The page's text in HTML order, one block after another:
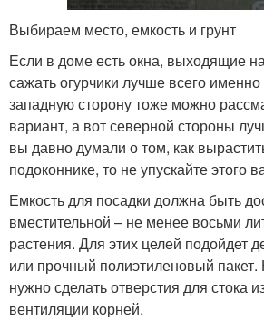
Выбираем место, емкость и грунт
Если в доме есть окна, выходящие
сажать огурчики лучше всего
западную сторону тоже можно
вариант, а вот северной стороны
вы давно думали о том, как
подоконнике, то не упускайте этого
Емкость для посадки должна быть
вместительной – не менее восьми
растения. Для этих целей подойдет
или прочный полиэтиленовый
нужно сделать отверстия для стока
вентиляции корней.